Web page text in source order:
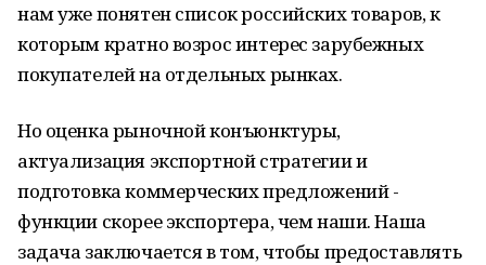
нам уже понятен список российских товаров, к
которым кратно возрос интерес зарубежных
покупателей на отдельных рынках.
Но оценка рыночной конъюнктуры,
актуализация экспортной стратегии и
подготовка коммерческих предложений -
функции скорее экспортера, чем наши. Наша
задача заключается в том, чтобы предоставлять